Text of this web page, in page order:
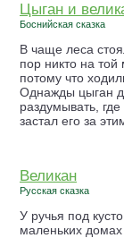
Цыган и
Боснийская сказка
В чаще леса
пор никто на
потому что
Однажды цыган
раздумывать,
застал его за
Великан
Русская сказка
У ручья под
маленьких